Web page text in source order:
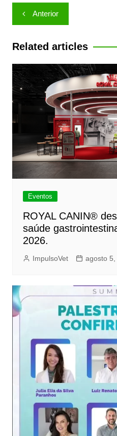
Navegação
de
Post
Anterior
Related articles
Eventos
ROYAL CANIN®
saúde
2026.
ImpulsoVet agosto 5,